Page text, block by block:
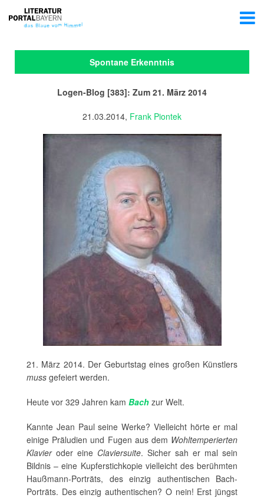
Spontane Erkenntnis
Logen-Blog [383]: Zum 21. März 2014
21.03.2014, Frank Piontek
21. März 2014. Der Geburtstag eines großen Künstlers
muss gefeiert werden.
Heute vor 329 Jahren kam Bach zur Welt.
Kannte Jean Paul seine Werke? Vielleicht hörte er mal
einige Präludien und Fugen aus dem Wohltemperierten
Klavieroder eine Claviersuite. Sicher sah er mal sein
Bildnis – eine Kupferstichkopie vielleicht des berühmten
Haußmann-Porträts, des einzig authentischen Bach-
Porträts. Des einzig authentischen? O nein! Erst jüngst